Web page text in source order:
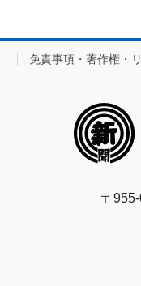
免責事項・著作権・
〒